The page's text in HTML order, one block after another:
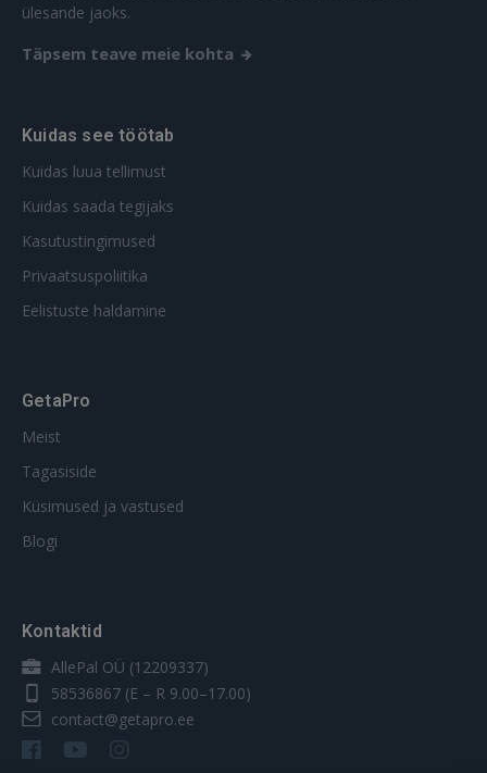
ülesande jaoks.
Täpsem teave meie kohta
Kuidas see töötab
Kuidas luua tellimust
Kuidas saada tegijaks
Kasutustingimused
Privaatsuspoliitika
Eelistuste haldamine
GetaPro
Meist
Tagasiside
Küsimused ja vastused
Blogi
Kontaktid
AllePal OÜ (12209337)
58536867 (E – R 9.00–17.00)
contact@getapro.ee